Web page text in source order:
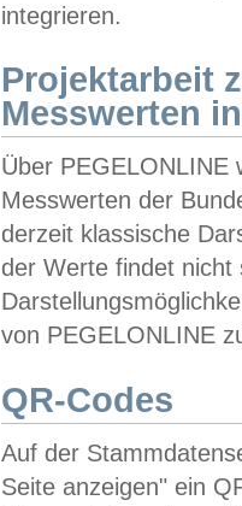
integrieren.
Projektarbeit
Messwerten
Über PEGELONLINE
Messwerten der
derzeit klassische
der Werte findet
von PEGELONLINE
QR-Codes
Auf der
Seite anzeigen" ein